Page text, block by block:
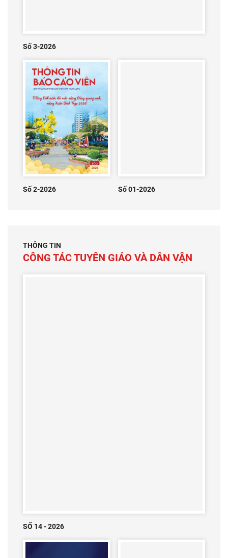
Số 3-2026
Số 2-2026 Số 01-2026
THÔNG TIN
CÔNG TÁC TUYÊN GIÁO VÀ DÂN VẬN
SỐ 14 - 2026